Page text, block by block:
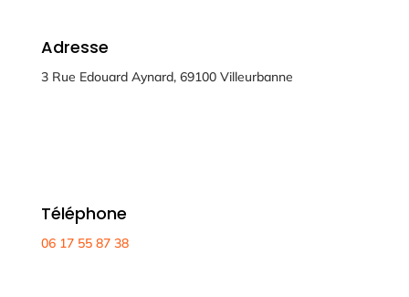
Adresse
3 Rue Edouard Aynard, 69100 Villeurbanne
Téléphone
06 17 55 87 38